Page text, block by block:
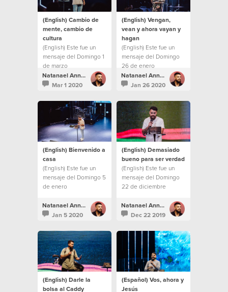
(English) Cambio de
mente, cambio de
cultura
(English) Este fue un
mensaje del Domingo 1
de marzo
Natanael Annacondia
Mar 1 2020
(English) Vengan,
vean y ahora vayan y
hagan
(English) Este fue un
mensaje del Domingo
26 de enero
Natanael Annacondia
Jan 26 2020
(English) Bienvenido a
casa
(English) Este fue un
mensaje del Domingo 5
de enero
Natanael Annacondia
Jan 5 2020
(English) Demasiado
bueno para ser verdad
(English) Este fue un
mensaje del Domingo
22 de diciembre
Natanael Annacondia
Dec 22 2019
(English) Darle la
bolsa al Caddy
(Español) Vos, ahora y
Jesús